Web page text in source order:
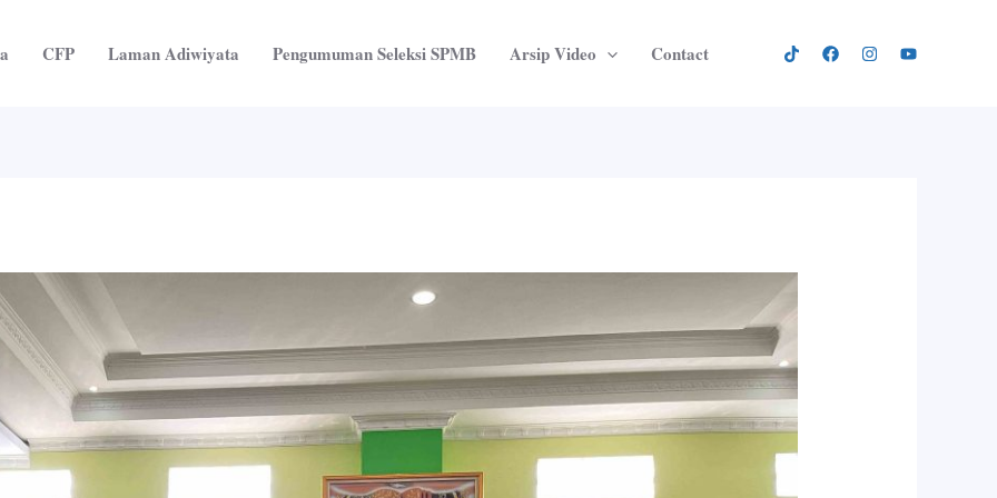
CFP Laman Adiwiyata Pengumuman Seleksi SPMB Arsip Video Contact